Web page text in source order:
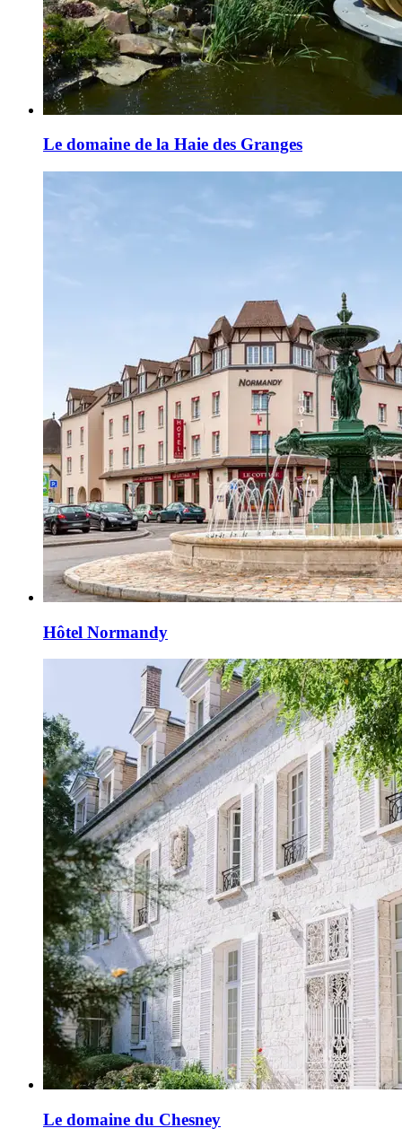
Le domaine de la Haie des Granges
Hôtel Normandy
Le domaine du Chesney